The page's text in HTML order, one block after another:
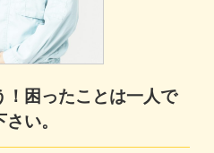
困ったことは一人で
い。